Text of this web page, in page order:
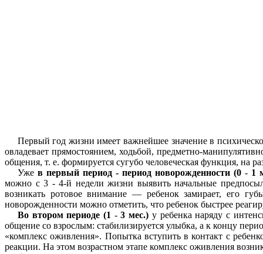
Первый год жизни имеет важнейшее значение в
овладевает прямостоянием, ходьбой, предметно-
общения, т. е. формируется сугубо человеческая функция, на
Уже в первый период - период новорожденности (0 - 1
можно с 3 - 4-й недели жизни выявить начальные
возникать ротовое внимание — ребенок замирает, его
новорожденности можно отметить, что ребенок быстрее
Во втором периоде (1 -3 мес.) у ребенка наряду с
общение со взрослым: стабилизируется улыбка, а к концу
«комплекс оживления». Попытка вступить в контакт с
реакции. На этом возрастном этапе комплекс оживления